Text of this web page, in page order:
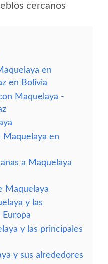
cercanos
en
en Bolivia
Maquelaya -
Maquelaya en
a Maquelaya
Maquelaya
y las
y las principales
y sus alrededores